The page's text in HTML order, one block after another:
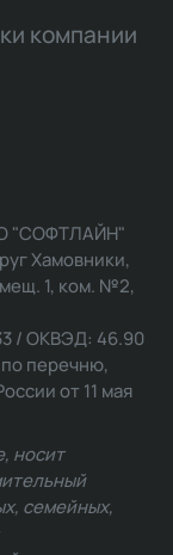
компании
"СОФТЛАЙН"
Хамовники,
1, ком. №2,
/ ОКВЭД: 46.90
по перечню,
от 11 мая
носит
семейных,